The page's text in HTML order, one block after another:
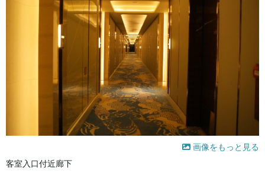
画像をもっと見る
客室入口付近廊下